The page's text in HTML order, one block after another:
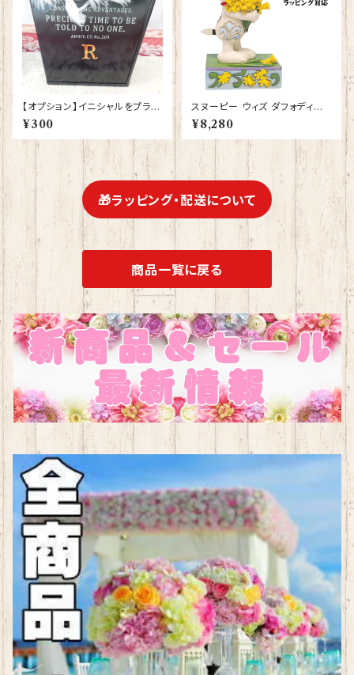
【オプション】イニシャルをプラス
する
¥300
スヌーピー ウィズ ダフォディル
ズ Snoopy JIM SHORE フィ
ギュア プレゼント ギフト グッズ
お祝い 人形 置物 ジムショア 結
婚祝い 誕生日 還暦祝い お祝い
ウッドストック
¥8,280
🎁ラッピング・配送について
商品一覧に戻る